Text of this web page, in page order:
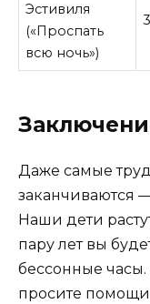
Эстивиля
(«Проспать
всю ночь»)
Даже самые
заканчиваются
Наши дети
пару лет вы
бессонные
просите